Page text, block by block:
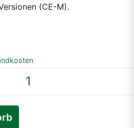
(CE-M).